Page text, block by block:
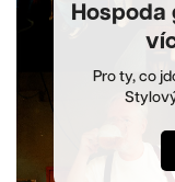
Pro ty, co